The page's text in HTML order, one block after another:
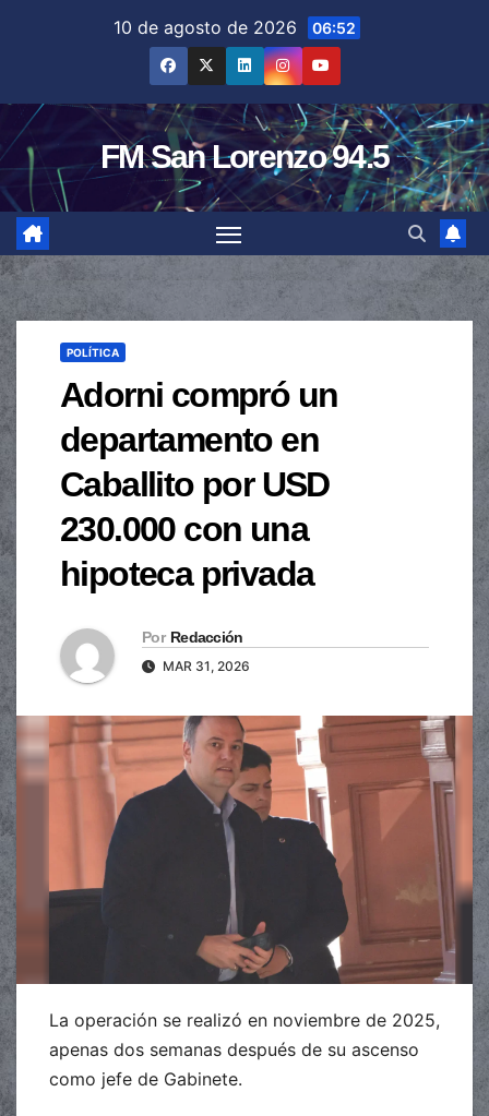
10 de agosto de 2026 06:52
FM San Lorenzo 94.5
POLÍTICA
Adorni compró un
departamento en
Caballito por USD
230.000 con una
hipoteca privada
Por Redacción
MAR 31, 2026
La operación se realizó en noviembre de 2025,
apenas dos semanas después de su ascenso
como jefe de Gabinete.